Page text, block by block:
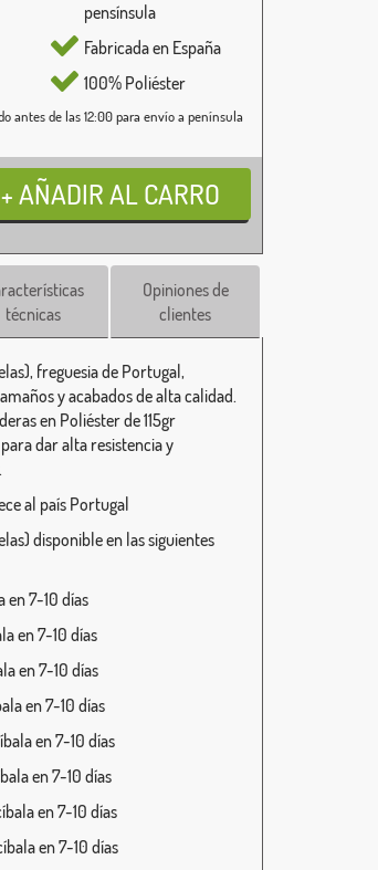
pensínsula
Fabricada en España
100% Poliéster
antes de las 12:00 para envío a península
técnicas
Opiniones de
clientes
freguesia de Portugal,
y acabados de alta calidad.
en Poliéster de 115gr
dar alta resistencia y
al país Portugal
disponible en las siguientes
en 7-10 días
en 7-10 días
en 7-10 días
en 7-10 días
en 7-10 días
en 7-10 días
en 7-10 días
en 7-10 días